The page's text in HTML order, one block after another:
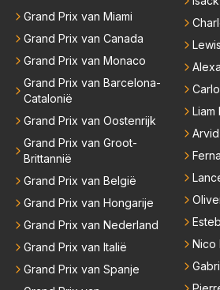
nu heeft bij Red Bull. Dat het
roen is hoef je hem niet te
Grand Prix van Miami
Grand Prix van Canada
Grand Prix van Monaco
Grand Prix van Barcelona-
Catalonië
Grand Prix van Oostenrijk
Grand Prix van Groot-
Brittannië
Grand Prix van België
Grand Prix van Hongarije
Grand Prix van Nederland
Grand Prix van Italië
Grand Prix van Spanje
Liam
Nico